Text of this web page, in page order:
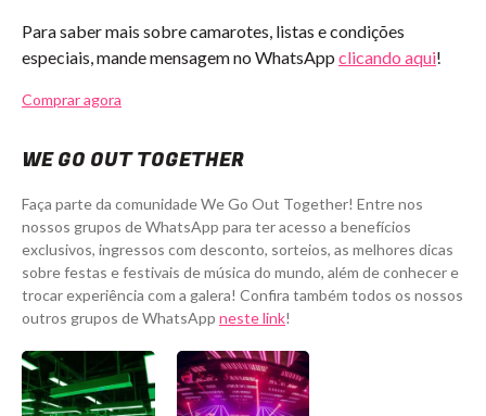
Para saber mais sobre camarotes, listas e condições
especiais, mande mensagem no WhatsApp clicando aqui!
Comprar agora
WE GO OUT TOGETHER
Faça parte da comunidade We Go Out Together! Entre nos
nossos grupos de WhatsApp para ter acesso a benefícios
exclusivos, ingressos com desconto, sorteios, as melhores dicas
sobre festas e festivais de música do mundo, além de conhecer e
trocar experiência com a galera! Confira também todos os nossos
outros grupos de WhatsApp neste link!